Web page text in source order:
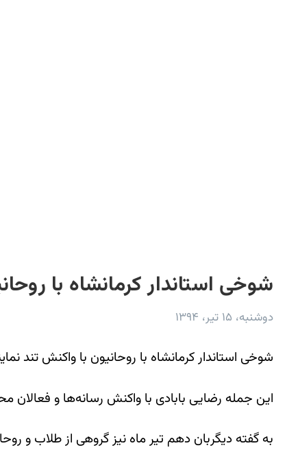
شوخی استاندار كرمانشاه با
دوشنبه، ۱۵ تیر، ۱۳۹۴
شوخی استاندار کرمانشاه با روحانيون با واکنش تند
اين جمله رضايی بابادی با واکنش رسانه‌ها و فعالان
به گفته دیگربان دهم تير ماه نيز گروهی از طلاب و